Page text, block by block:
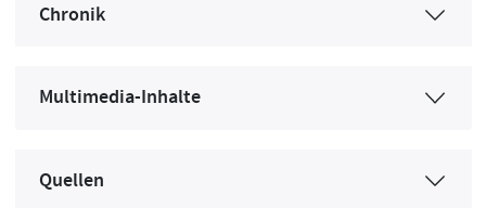
Chronik
Multimedia-Inhalte
Quellen